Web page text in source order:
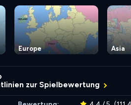
Europe Asia
zur Spielbewertung